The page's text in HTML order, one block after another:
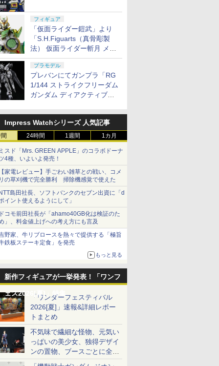
フィギュア
「仮面ライダー鎧武」より
「S.H.Figuarts（真骨彫製
法） 仮面ライダー斬月 メロ
ンアームズ」がプレバンにて
8月7日16時から予約開始！
プラモデル
プレバンにてガンプラ「RG
1/144 ストライクフリーダム
ガンダム ディアクティブモ
時より予約開始！
Impress Watchシリーズ 人気記事
24時間 1週間 1カ月
スド「Mrs. GREEN APPLE」のコラボドーナ
4種、いよいよ発売！
家電レビュー】手ごわい雑草との戦い、コメ
の草刈機で完全勝利 掃除機感覚で使えた
島田社長、ソフトバンクのセブン出資に「d
イント使えるようにして」
コモ前田社長が「ahamo40GB化は検証のた
」、料金値上げへの考え方にも言及
野家、牛リブロースを熱々で提供する「極旨
鉄板ステーキ定食」を発売
もっと見る
新作フィギュアが一挙発表！「ワンフ
ェス2026[夏]」特集「ワンダーフェスティバル
2026[夏]」速報&詳細レポー
トまとめ
不気味で繊細な怪物、元気い
っぱいの美少女、独得デザイ
ンの置物、ブースごとに全く
異なる世界が広がる一般ディ